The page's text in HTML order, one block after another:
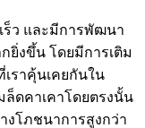
ร็ว และมีการพัฒนา
ยิ่งขึ้น โดยมีการเติม
ราคุ้นเคยกันใน
ล็ดคาเคาโดยตรงนั้น
งโภชนาการสูงกว่า